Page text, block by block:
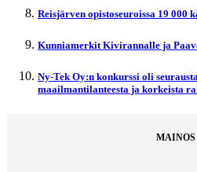
Reisjärven opistoseuroissa 19 000
Kunniamerkit Kivirannalle ja
Ny-Tek Oy:n konkurssi oli
maailmantilanteesta ja korkeista
MAINOS